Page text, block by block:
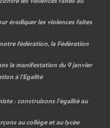
éradiquer les violences faites
fédération, la Fédération
la manifestation du 9 janvier
à l’Egalité
: construisons l’égalité au
au collège et au lycée